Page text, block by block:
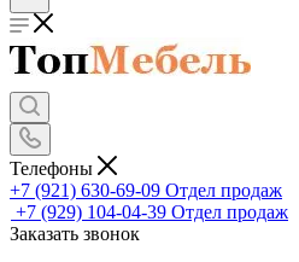
Телефоны
+7 (921) 630-69-09 Отдел продаж
+7 (929) 104-04-39 Отдел продаж
Заказать звонок